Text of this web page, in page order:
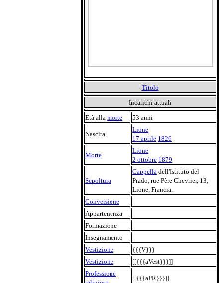
Titolo
Incarichi attuali
Età alla morte 53 anni
Nascita
Lione
17 aprile 1826
Morte
Lione
2 ottobre 1879
Sepoltura
Cappella dell'Istituto del
Prado, rue Père Chevrier, 13,
Lione, Francia.
Conversione
Appartenenza
Formazione
Insegnamento
Vestizione
{{{V}}}
Vestizione
[[{{{aVest}}}]]
Professione
[[{{{aPR}}}]]